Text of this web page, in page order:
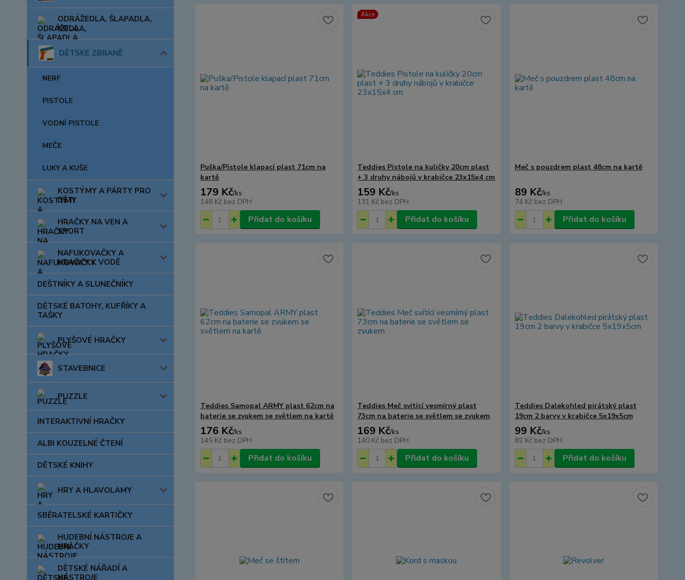
ODRÁŽEDLA, ŠLAPADLA,
KOLA
DĚTSKÉ ZBRANĚ
NERF
PISTOLE
VODNÍ PISTOLE
MEČE
LUKY A KUŠE
KOSTÝMY A PÁRTY PRO
DĚTI
HRAČKY NA VEN A
SPORT
NAFUKOVAČKY A
HRAČKY K VODĚ
DEŠTNÍKY A SLUNEČNÍKY
DĚTSKÉ BATOHY, KUFŘÍKY A
TAŠKY
PLYŠOVÉ HRAČKY
STAVEBNICE
PUZZLE
INTERAKTIVNÍ HRAČKY
ALBI KOUZELNÉ ČTENÍ
DĚTSKÉ KNIHY
HRY A HLAVOLAMY
SBĚRATELSKÉ KARTIČKY
HUDEBNÍ NÁSTROJE A
HRAČKY
DĚTSKÉ NÁŘADÍ A
NÁSTROJE
Puška/Pistole klapací plast 71cm na
kartě
179 Kč/ks
148 Kč bez DPH
Přidat do košíku
Akce
Teddies Pistole na kuličky 20cm plast
+ 3 druhy nábojů v krabičce 23x15x4 cm
159 Kč/ks
131 Kč bez DPH
Přidat do košíku
Meč s pouzdrem plast 48cm na kartě
89 Kč/ks
74 Kč bez DPH
Přidat do košíku
Teddies Samopal ARMY plast 62cm na
baterie se zvukem se světlem na kartě
176 Kč/ks
145 Kč bez DPH
Přidat do košíku
Teddies Meč svítící vesmírný plast
73cm na baterie se světlem se zvukem
169 Kč/ks
140 Kč bez DPH
Přidat do košíku
Teddies Dalekohled pirátský plast
19cm 2 barvy v krabičce 5x19x5cm
99 Kč/ks
82 Kč bez DPH
Přidat do košíku